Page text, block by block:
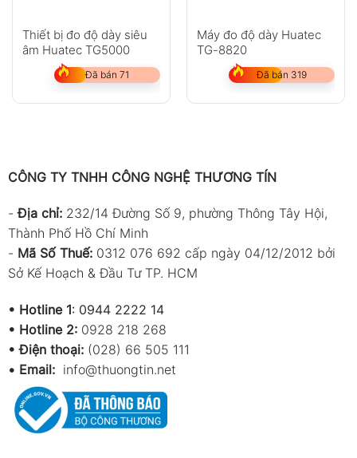
Thiết bị đo độ dày siêu
âm Huatec TG5000
Đã bán 71
Máy đo độ dày Huatec
TG-8820
Đã bán 319
CÔNG TY TNHH CÔNG NGHỆ THƯƠNG TÍN
-Địa chỉ: 232/14 Đường Số 9, phường Thông Tây Hội,
Thành Phố Hồ Chí Minh
- Mã Số Thuế: 0312 076 692 cấp ngày 04/12/2012 bởi
Sở Kế Hoạch & Đầu Tư TP. HCM
• Hotline 1: 0944 2222 14
• Hotline 2: 0928 218 268
• Điện thoại: (028) 66 505 111
• Email: info@thuongtin.net